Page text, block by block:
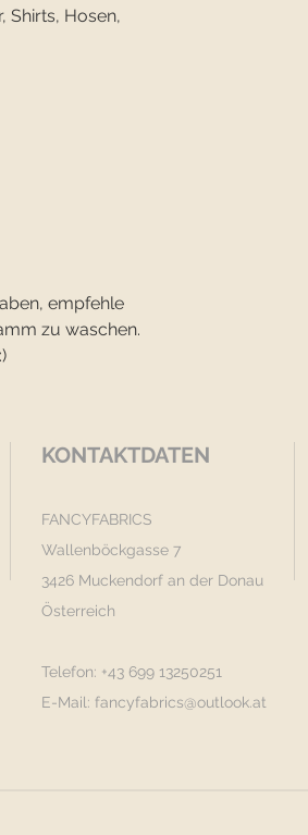
Shirts, Hosen,
empfehle
zu waschen.
KONTAKTDATEN
FANCYFABRICS
Wallenböckgasse 7
3426 Muckendorf an der Donau
Österreich
Telefon: +43 699 13250251
E-Mail: fancyfabrics@outlook.at